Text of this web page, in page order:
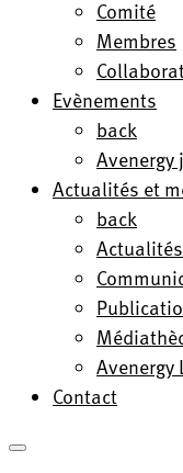
Comité
Membres
Evènements
back
Actualités et
back
Actualités
Avenergy
Contact